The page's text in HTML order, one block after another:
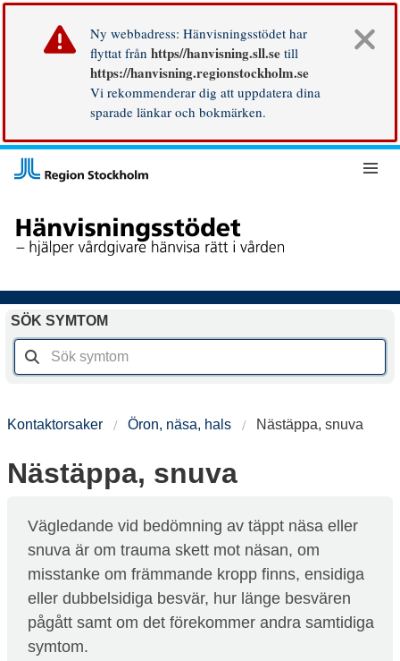
Ny webbadress: Hänvisningsstödet har
flyttat frånhttps//hanvisning.sll.se till
https://hanvisning.regionstockholm.se
Vi rekommenderar dig att uppdatera dina
sparade länkar och bokmärken.
SÖK SYMTOM
Kontaktorsaker Öron, näsa, hals Nästäppa, snuva
Nästäppa, snuva
Vägledande vid bedömning av täppt näsa eller
snuva är om trauma skett mot näsan, om
misstanke om främmande kropp finns, ensidiga
eller dubbelsidiga besvär, hur länge besvären
pågått samt om det förekommer andra samtidiga
symtom.